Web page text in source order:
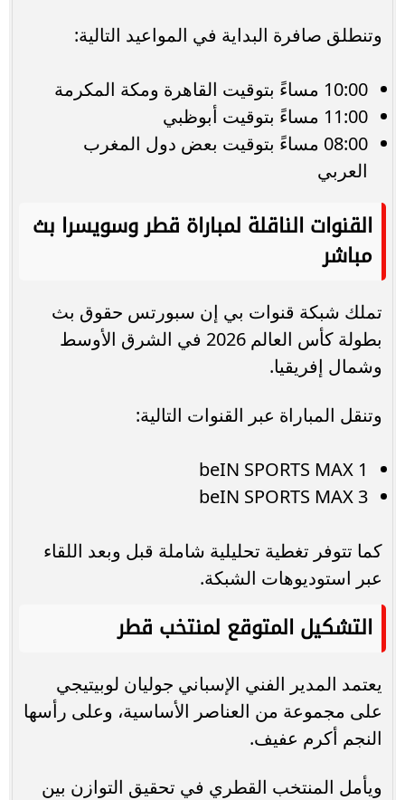
وتنطلق صافرة البداية في المواعيد التالية:
10:00 مساءً بتوقيت القاهرة ومكة المكرمة
11:00 مساءً بتوقيت أبوظبي
08:00 مساءً بتوقيت بعض دول المغرب
العربي
القنوات الناقلة لمباراة قطر وسويسرا بث
مباشر
تملك شبكة قنوات بي إن سبورتس حقوق بث
بطولة كأس العالم 2026 في الشرق الأوسط
وشمال إفريقيا.
وتنقل المباراة عبر القنوات التالية:
beIN SPORTS MAX 1
beIN SPORTS MAX 3
كما تتوفر تغطية تحليلية شاملة قبل وبعد اللقاء
عبر استوديوهات الشبكة.
التشكيل المتوقع لمنتخب قطر
يعتمد المدير الفني الإسباني جوليان لوبيتيجي
على مجموعة من العناصر الأساسية، وعلى رأسها
النجم أكرم عفيف.
ويأمل المنتخب القطري في تحقيق التوازن بين